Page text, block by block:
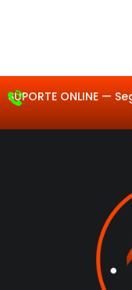
SUPORTE ONLINE —